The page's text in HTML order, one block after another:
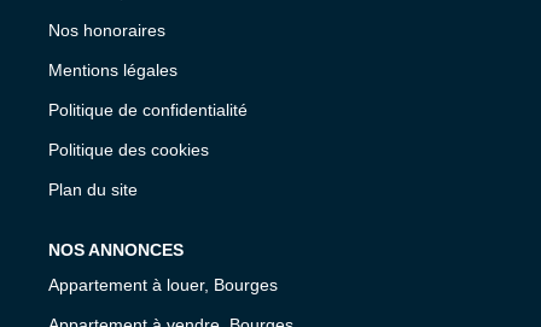
Nos honoraires
Mentions légales
Politique de confidentialité
Politique des cookies
Plan du site
NOS ANNONCES
Appartement à louer, Bourges